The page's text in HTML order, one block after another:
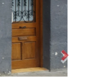
Next